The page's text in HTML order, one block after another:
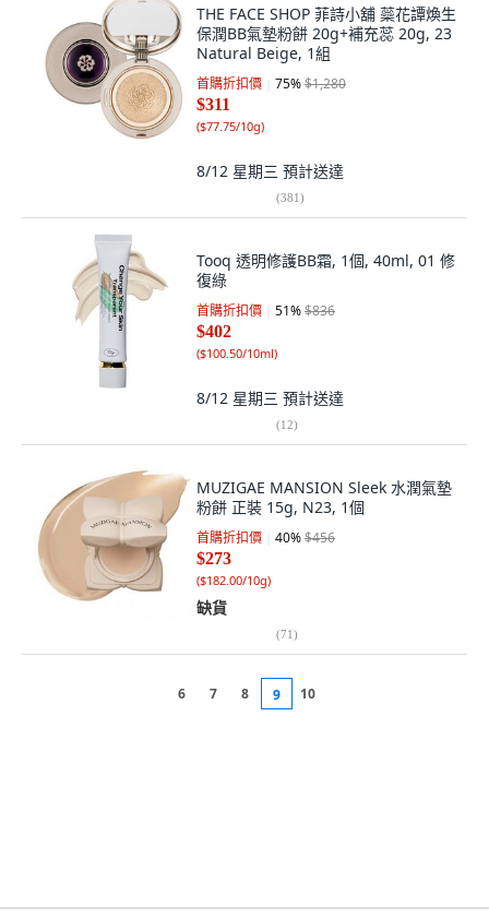
THE FACE SHOP 菲詩小舖 蘂花譚煥生
保潤BB氣墊粉餅 20g+補充蕊 20g, 23
Natural Beige, 1組
首購折扣價 75%$1,280
$311
($77.75/10g)
8/12 星期三 預計送達
(381)
Tooq 透明修護BB霜, 1個, 40ml, 01 修
復綠
首購折扣價 51%$836
$402
($100.50/10ml)
8/12 星期三 預計送達
(12)
MUZIGAE MANSION Sleek 水潤氣墊
粉餅 正裝 15g, N23, 1個
首購折扣價 40%$456
$273
($182.00/10g)
缺貨
(71)
6 7 8 9 10